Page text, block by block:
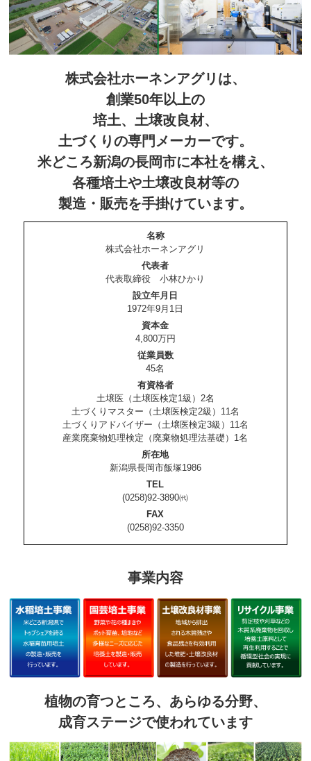
株式会社ホーネンアグリは、
創業50年以上の
培土、土壌改良材、
土づくりの専門メーカーです。
米どころ新潟の長岡市に本社を構え、
各種培土や土壌改良材等の
製造・販売を手掛けています。
名称
株式会社ホーネンアグリ
代表者
代表取締役 小林ひかり
設立年月日
1972年9月1日
資本金
4,800万円
従業員数
45名
有資格者
土壌医（土壌医検定1級）2名
土づくりマスター（土壌医検定2級）11名
土づくりアドバイザー（土壌医検定3級）11名
産業廃棄物処理検定（廃棄物処理法基礎）1名
所在地
新潟県長岡市飯塚1986
TEL
(0258)92-3890㈹
FAX
(0258)92-3350
事業内容
植物の育つところ、あらゆる分野、
成育ステージで使われています